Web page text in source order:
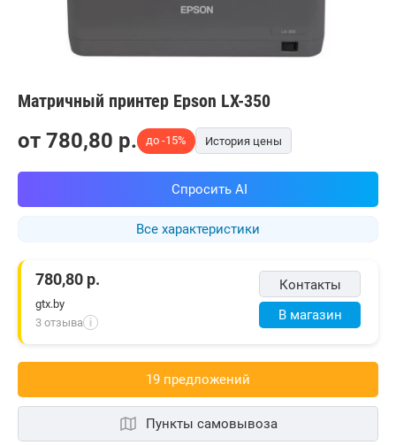
Матричный принтер Epson LX-350
Все характеристики
от 780,80 p. до -15% История цены
Спросить AI
Контакты
В магазин
780,80 р.
gtx.by
3 отзыва i
19 предложений
Пункты самовывоза